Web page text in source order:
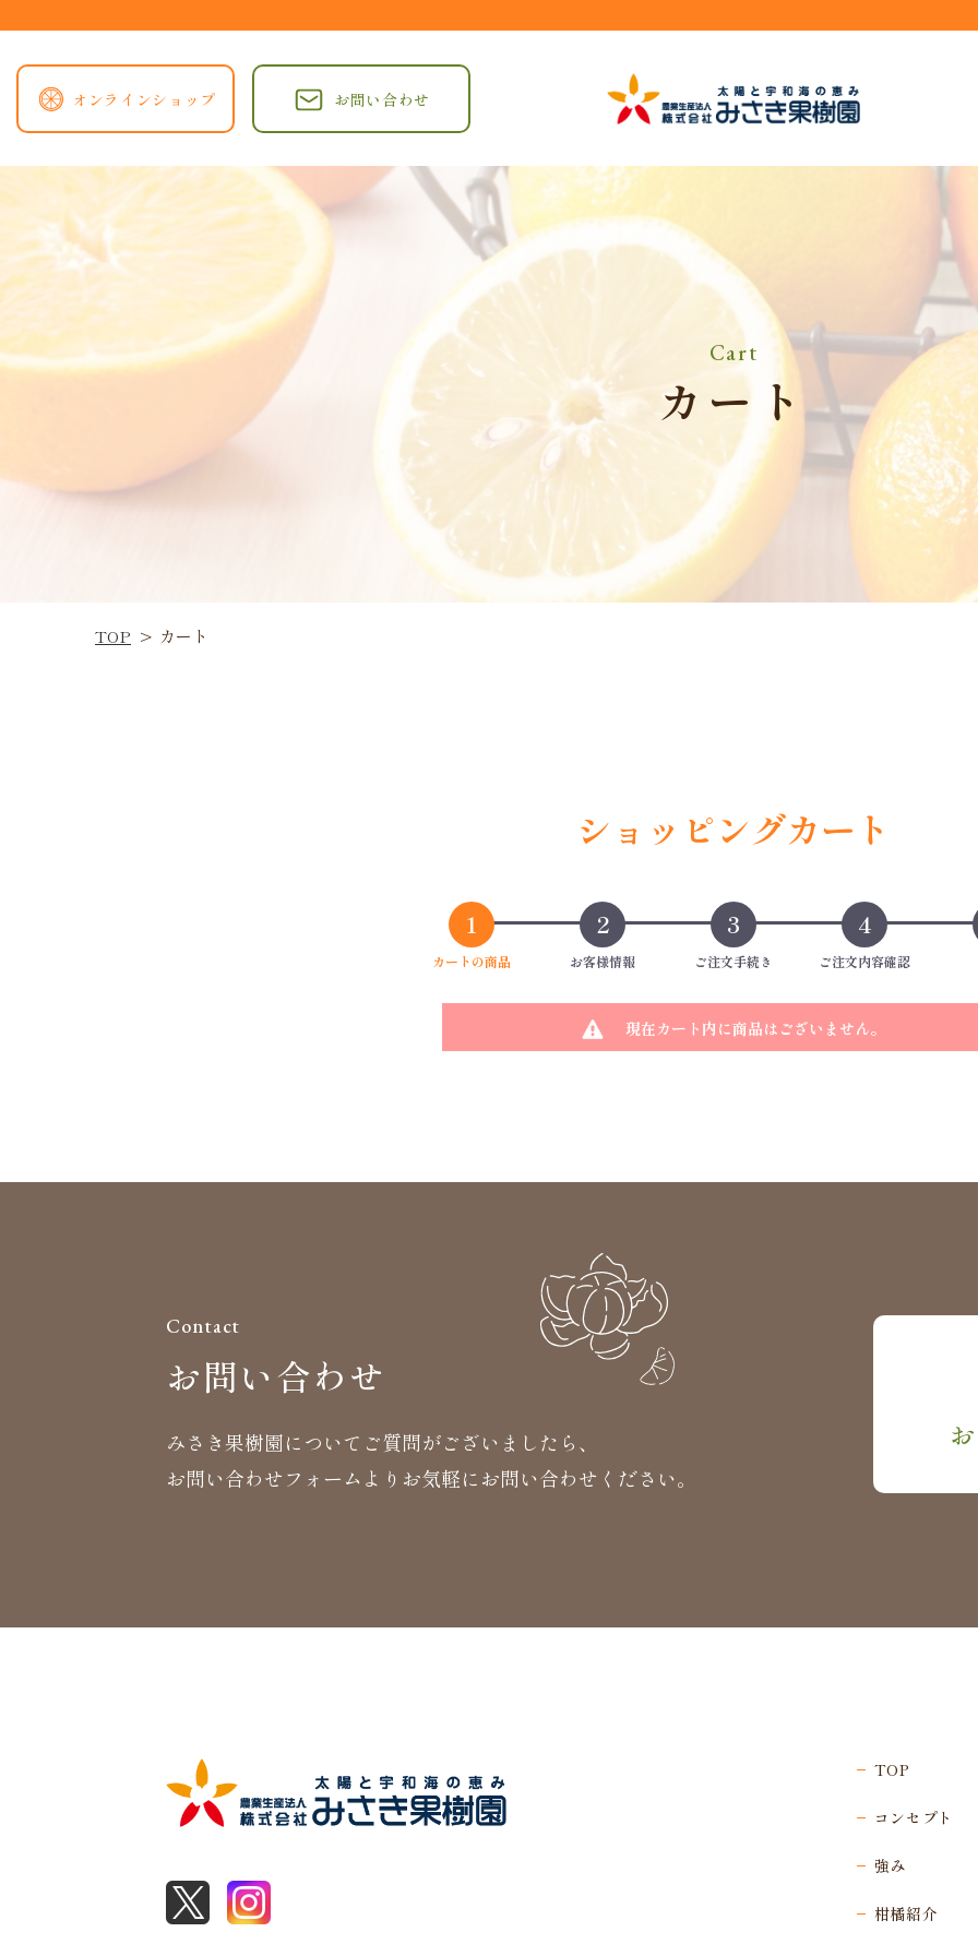
オンラインショップ お問い合わせ
Cart
カート
TOP > カート
ショッピングカート
1
カートの商品
2
お客様情報
3
ご注文手続き
4
ご注文内容確認
現在カート内に商品はございません。
Contact
お問い合わせ
みさき果樹園についてご質問がございましたら、
お問い合わせフォームよりお気軽にお問い合わせください。
TOP
コンセプト
強み
柑橘紹介